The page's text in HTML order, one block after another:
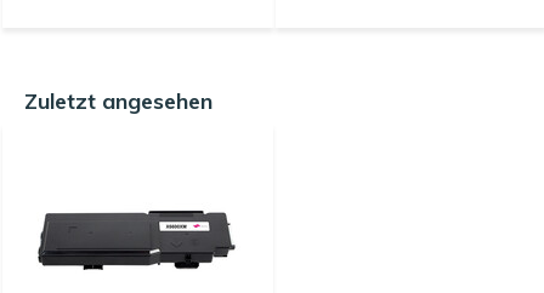
Zuletzt angesehen